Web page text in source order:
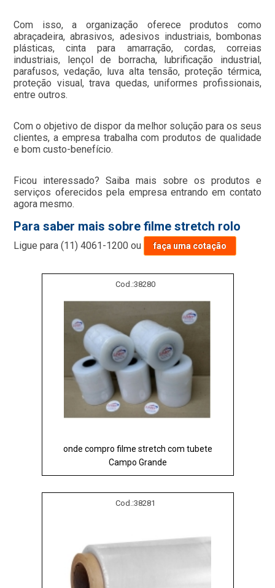
Com isso, a organização oferece produtos como
abraçadeira, abrasivos, adesivos industriais, bombonas
plásticas, cinta para amarração, cordas, correias
industriais, lençol de borracha, lubrificação industrial,
parafusos, vedação, luva alta tensão, proteção térmica,
proteção visual, trava quedas, uniformes profissionais,
entre outros.
Com o objetivo de dispor da melhor solução para os seus
clientes, a empresa trabalha com produtos de qualidade
e bom custo-benefício.
Ficou interessado? Saiba mais sobre os produtos e
serviços oferecidos pela empresa entrando em contato
agora mesmo.
Para saber mais sobre filme stretch rolo
Ligue para(11) 4061-1200 ou faça uma cotação
Cod.:38280
onde compro filme stretch com tubete
Campo Grande
Cod.:38281